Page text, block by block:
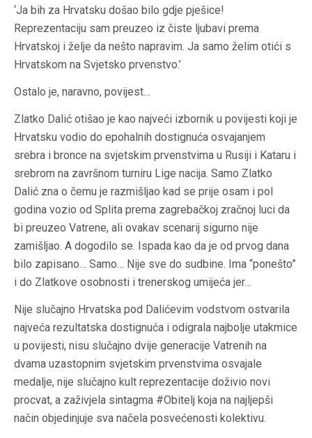
‘Ja bih za Hrvatsku došao bilo gdje pješice!
Reprezentaciju sam preuzeo iz čiste ljubavi prema
Hrvatskoj i želje da nešto napravim. Ja samo želim otići s
Hrvatskom na Svjetsko prvenstvo.’
Ostalo je, naravno, povijest…
Zlatko Dalić otišao je kao najveći izbornik u povijesti koji je
Hrvatsku vodio do epohalnih dostignuća osvajanjem
srebra i bronce na svjetskim prvenstvima u Rusiji i Kataru i
srebrom na završnom turniru Lige nacija. Samo Zlatko
Dalić zna o čemu je razmišljao kad se prije osam i pol
godina vozio od Splita prema zagrebačkoj zračnoj luci da
bi preuzeo Vatrene, ali ovakav scenarij sigurno nije
zamišljao. A dogodilo se. Ispada kao da je od prvog dana
bilo zapisano… Samo… Nije sve do sudbine. Ima “ponešto”
i do Zlatkove osobnosti i trenerskog umijeća jer…
Nije slučajno Hrvatska pod Dalićevim vodstvom ostvarila
najveća rezultatska dostignuća i odigrala najbolje utakmice
u povijesti, nisu slučajno dvije generacije Vatrenih na
dvama uzastopnim svjetskim prvenstvima osvajale
medalje, nije slučajno kult reprezentacije doživio novi
procvat, a zaživjela sintagma #Obitelj koja na najljepši
način objedinjuje sva načela posvećenosti kolektivu.